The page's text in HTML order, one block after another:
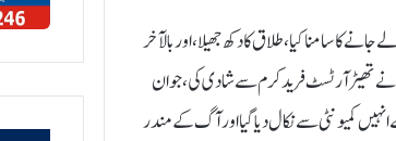
کا سامنا کیا، طلاق کا دکھ جھیلا، اور بالآخر
نے تھیٹر آرٹسٹ فرید کرم سے شادی کی، جو ان
کمیونٹی سے نکال دیا گیا اور آگ کے مندر